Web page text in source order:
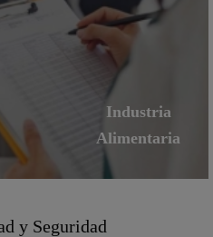
Industria
Alimentaria
y Seguridad